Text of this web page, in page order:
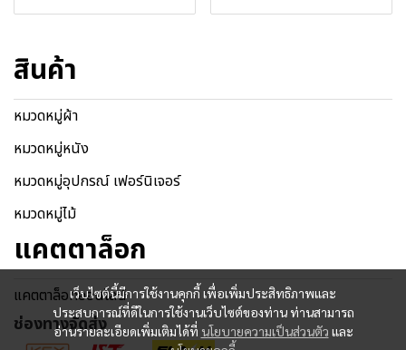
เว็บไซต์นี้มีการใช้งานคุกกี้ เพื่อเพิ่มประสิทธิภาพและ
ประสบการณ์ที่ดีในการใช้งานเว็บไซต์ของท่าน ท่านสามารถ
อ่านรายละเอียดเพิ่มเติมได้ที่ นโยบายความเป็นส่วนตัว และ
สินค้า
หมวดหมู่ผ้า
หมวดหมู่หนัง
หมวดหมู่อุปกรณ์ เฟอร์นิเจอร์
หมวดหมู่ไม้
แคตตาล็อก
แคตตาล็อกออนไลน์
ช่องทางจัดส่ง